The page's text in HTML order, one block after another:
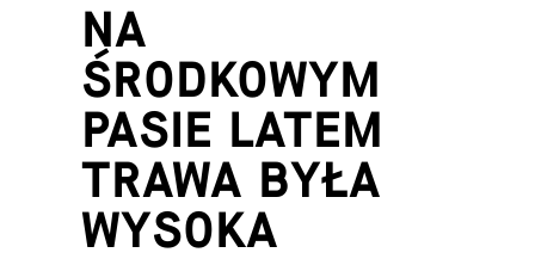
NA
ŚRODKOWYM
PASIE LATEM
TRAWA BYŁA
WYSOKA